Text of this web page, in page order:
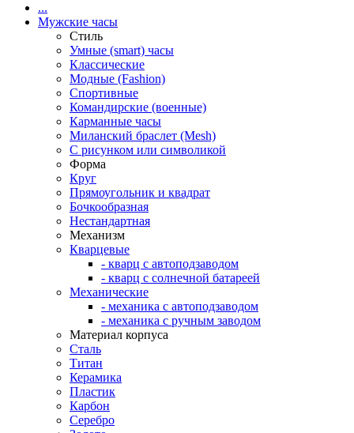
...
Мужские часы
Стиль
Умные (smart) часы
Классические
Модные (Fashion)
Спортивные
Командирские (военные)
Карманные часы
Миланский браслет (Mesh)
С рисунком или символикой
Форма
Круг
Прямоугольник и квадрат
Бочкообразная
Нестандартная
Механизм
Кварцевые
- кварц с автоподзаводом
- кварц с солнечной батареей
Механические
- механика с автоподзаводом
- механика с ручным заводом
Материал корпуса
Сталь
Титан
Керамика
Пластик
Карбон
Серебро